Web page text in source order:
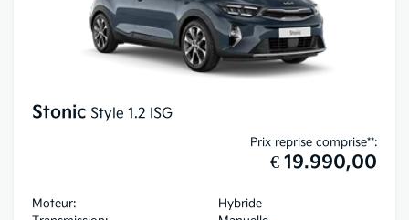
Stonic Style 1.2 ISG
Prix reprise comprise**:
€ 19.990,00
Moteur:
Hybride